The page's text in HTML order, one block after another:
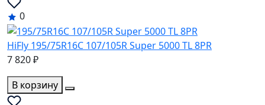
0
HiFly 195/75R16C 107/105R Super 5000 TL 8PR
7 820 ₽
В корзину